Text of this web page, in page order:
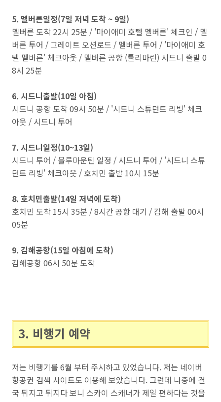
5. 멜버른일정(7일 저녁 도착 ~ 9일)
멜버른 도착 22시 25분 / '마이애미 호텔 멜버른' 체크인 / 멜
버른 투어 / 그레이트 오션로드 / 멜버른 투어 / '마이애미 호
텔 멜버른' 체크아웃 / 멜버른 공항 (툴리마린) 시드니 출발 0
8시 25분
6. 시드니출발(10일 아침)
시드니 공항 도착 09시 50분 / '시드니 스튜던트 리빙' 체크
아웃 / 시드니 투어
7. 시드니일정(10~13일)
시드니 투어 / 블루마운틴 일정 / 시드니 투어 / '시드니 스튜
던트 리빙' 체크아웃 / 호치민 출발 10시 15분
8. 호치민출발(14일 저녁에 도착)
호치민 도착 15시 35분 / 8시간 공항 대기 / 김해 출발 00시
05분
9. 김해공항(15일 아침에 도착)
김해공항 06시 50분 도착
3. 비행기 예약
저는 비행기를 6월 부터 주시하고 있었습니다. 저는 네이버
항공권 검색 사이트도 이용해 보았습니다. 그런데 나중에 결
국 뒤지고 뒤지다 보니 스카이 스캐너가 제일 편하다는 것을